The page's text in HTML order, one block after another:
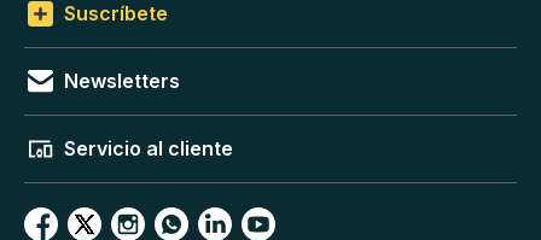
Suscríbete
Newsletters
Servicio al cliente